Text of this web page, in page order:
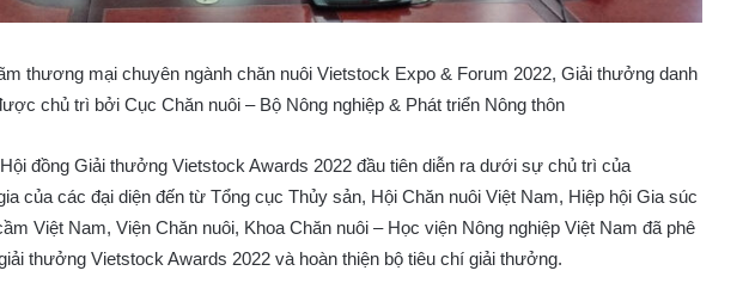
thương mại chuyên ngành chăn nuôi Vietstock Expo & Forum 2022, Giải thưởng danh
chủ trì bởi Cục Chăn nuôi – Bộ Nông nghiệp & Phát triển Nông thôn
đồng Giải thưởng Vietstock Awards 2022 đầu tiên diễn ra dưới sự chủ trì của
của các đại diện đến từ Tổng cục Thủy sản, Hội Chăn nuôi Việt Nam, Hiệp hội Gia súc
Việt Nam, Viện Chăn nuôi, Khoa Chăn nuôi – Học viện Nông nghiệp Việt Nam đã phê
thưởng Vietstock Awards 2022 và hoàn thiện bộ tiêu chí giải thưởng.